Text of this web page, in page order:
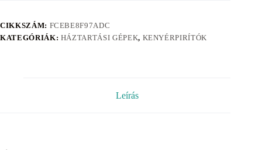
CIKKSZÁM: FCEBE8F97ADC
KATEGÓRIÁK: HÁZTARTÁSI GÉPEK, KENYÉRPIRÍTÓK
Leírás